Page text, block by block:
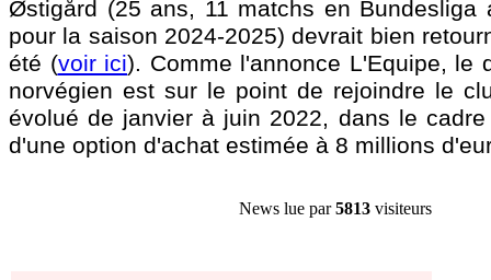
Østigård (25 ans, 11 matchs en Bundesliga
pour la saison 2024-2025) devrait bien
été (voir ici). Comme l'annonce L'Equipe, le
norvégien est sur le point de rejoindre le
évolué de janvier à juin 2022, dans le
d'une option d'achat estimée à 8 millions
News lue par5813 visiteurs